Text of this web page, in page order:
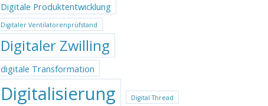
Digitale Produktentwicklung
Digitaler Ventilatorenprüfstand
Digitaler Zwilling
digitale Transformation
Digitalisierung Digital Thread